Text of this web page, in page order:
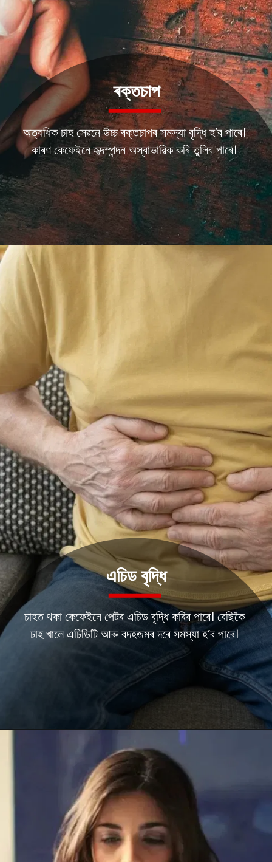
অত্যধিক চাহ সেৱনে উচ্চ ৰক্তচাপৰ সমস্যা বৃদ্ধি হ’ব পাৰে।
কাৰণ কেফেইনে হৃদস্পন্দন অস্বাভাৱিক কৰি তুলিব পাৰে।
ৰক্তচাপ
চাহত থকা কেফেইনে পেটৰ এচিড বৃদ্ধি কৰিব পাৰে। বেছিকৈ
চাহ খালে এচিডিটি আৰু বদহজমৰ দৰে সমস্যা হ’ব পাৰে।
এচিড বৃদ্ধি